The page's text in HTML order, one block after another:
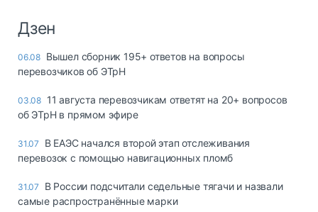
Дзен
06.08 Вышел сборник 195+ ответов на вопросы
перевозчиков об ЭТрН
03.08 11 августа перевозчикам ответят на 20+ вопросов
об ЭТрН в прямом эфире
31.07
В ЕАЭС начался второй этап отслеживания
перевозок с помощью навигационных пломб
31.07
В России подсчитали седельные тягачи и назвали
самые распространённые марки